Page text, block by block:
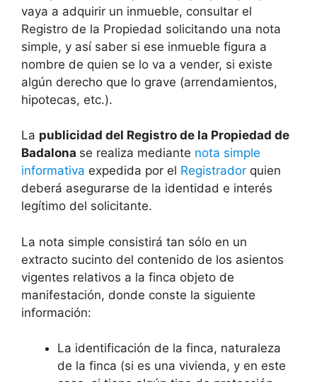
vaya a adquirir un inmueble, consultar el
Registro de la Propiedad solicitando una nota
simple, y así saber si ese inmueble figura a
nombre de quien se lo va a vender, si existe
algún derecho que lo grave (arrendamientos,
hipotecas, etc.).
La publicidad del Registro de la Propiedad de
Badalona se realiza mediante nota simple
informativa expedida por el Registrador quien
deberá asegurarse de la identidad e interés
legítimo del solicitante.
La nota simple consistirá tan sólo en un
extracto sucinto del contenido de los asientos
vigentes relativos a la finca objeto de
manifestación, donde conste la siguiente
información:
La identificación de la finca, naturaleza
de la finca (si es una vivienda, y en este